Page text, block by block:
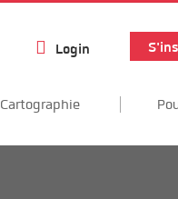
Login
Cartographie